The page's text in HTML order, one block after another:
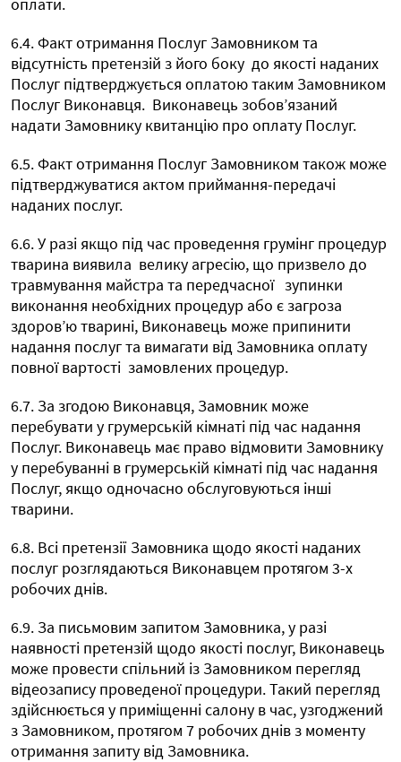
6.4. Факт отримання Послуг Замовником та
відсутність претензій з його боку до якості наданих
Послуг підтверджується оплатою таким Замовником
Послуг Виконавця. Виконавець зобов’язаний
надати Замовнику квитанцію про оплату Послуг.
6.5. Факт отримання Послуг Замовником також може
підтверджуватися актом приймання-передачі
наданих послуг.
6.6. У разі якщо під час проведення грумінг процедур
тварина виявила велику агресію, що призвело до
травмування майстра та передчасної зупинки
виконання необхідних процедур або є загроза
здоров’ю тварині, Виконавець може припинити
надання послуг та вимагати від Замовника оплату
повної вартості замовлених процедур.
6.7. За згодою Виконавця, Замовник може
перебувати у грумерській кімнаті під час надання
Послуг. Виконавець має право відмовити Замовнику
у перебуванні в грумерській кімнаті під час надання
Послуг, якщо одночасно обслуговуються інші
тварини.
6.8. Всі претензії Замовника щодо якості наданих
послуг розглядаються Виконавцем протягом 3-х
робочих днів.
6.9. За письмовим запитом Замовника, у разі
наявності претензій щодо якості послуг, Виконавець
може провести спільний із Замовником перегляд
відеозапису проведеної процедури. Такий перегляд
здійснюється у приміщенні салону в час, узгоджений
з Замовником, протягом 7 робочих днів з моменту
отримання запиту від Замовника.